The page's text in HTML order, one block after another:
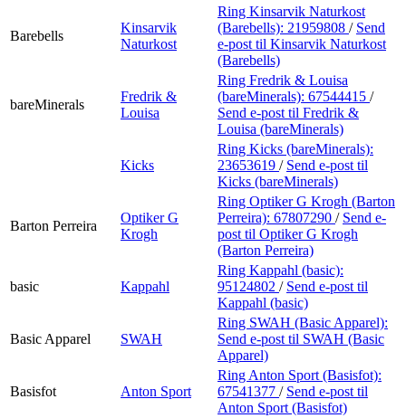
Barebells
Kinsarvik
Naturkost
Ring Kinsarvik Naturkost
(Barebells): 21959808 / Send
e-post til Kinsarvik Naturkost
(Barebells)
bareMinerals
Fredrik &
Louisa
Ring Fredrik & Louisa
(bareMinerals): 67544415 /
Send e-post til Fredrik &
Louisa (bareMinerals)
Kicks
Ring Kicks (bareMinerals):
23653619 / Send e-post til
Kicks (bareMinerals)
Barton Perreira
Optiker G
Krogh
Ring Optiker G Krogh (Barton
Perreira): 67807290 / Send e-
post til Optiker G Krogh
(Barton Perreira)
basic Kappahl
Ring Kappahl (basic):
95124802 / Send e-post til
Kappahl (basic)
Basic Apparel SWAH
Ring SWAH (Basic Apparel):
Send e-post til SWAH (Basic
Apparel)
Basisfot Anton Sport
Ring Anton Sport (Basisfot):
67541377 / Send e-post til
Anton Sport (Basisfot)